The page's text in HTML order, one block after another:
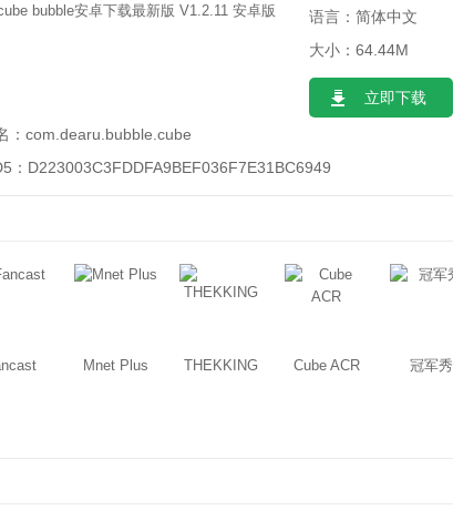
语言：简体中文
大小：64.44M
立即下载
： com.dearu.bubble.cube
： D223003C3FDDFA9BEF036F7E31BC6949
Mnet Plus THEKKING Cube ACR 冠军秀